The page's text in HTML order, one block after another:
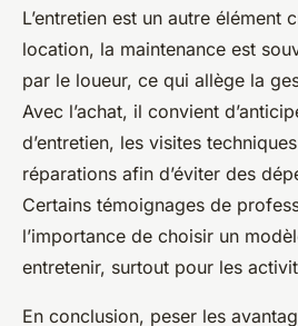
L’entretien est un autre élément
location, la maintenance est
par le loueur, ce qui allège la
Avec l’achat, il convient
d’entretien, les visites
réparations afin d’éviter des
Certains témoignages de
l’importance de choisir un
entretenir, surtout pour les
En conclusion, peser les